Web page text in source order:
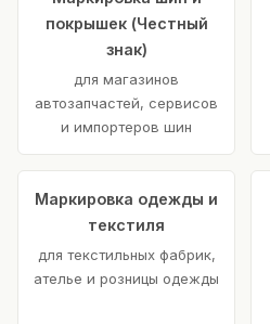
покрышек (Честный
знак)
для магазинов
автозапчастей, сервисов
и импортеров шин
Маркировка одежды и
текстиля
для текстильных фабрик,
ателье и розницы одежды